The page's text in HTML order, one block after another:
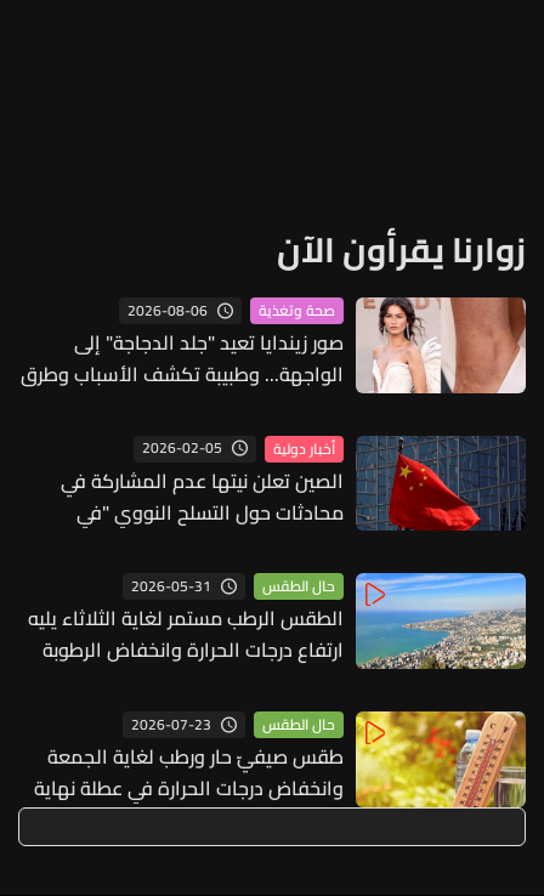
زوارنا يقرأون الآن
صحة وتغذية 2026-08-06
صور زيندايا تعيد "جلد الدجاجة" إلى
الواجهة... وطبيبة تكشف الأسباب وطرق
أخبار دولية 2026-02-05
الصين تعلن نيتها عدم المشاركة في
محادثات حول التسلح النووي "في
حال الطقس 2026-05-31
الطقس الرطب مستمر لغاية الثلاثاء يليه
ارتفاع درجات الحرارة وانخفاض الرطوبة
حال الطقس 2026-07-23
طقس صيفيّ حار ورطب لغاية الجمعة
وانخفاض درجات الحرارة في عطلة نهاية
الاسبوع